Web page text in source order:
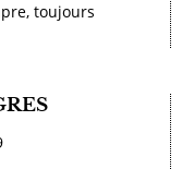
toujours